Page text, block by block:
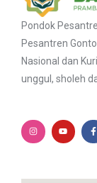
Pondok
Pesantren
Nasional dan
unggul, sholeh